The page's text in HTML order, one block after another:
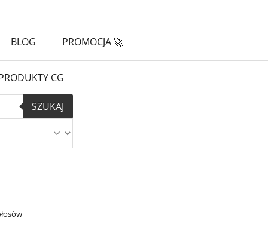
BLOG PROMOCJA 🚀
CG
SZUKAJ